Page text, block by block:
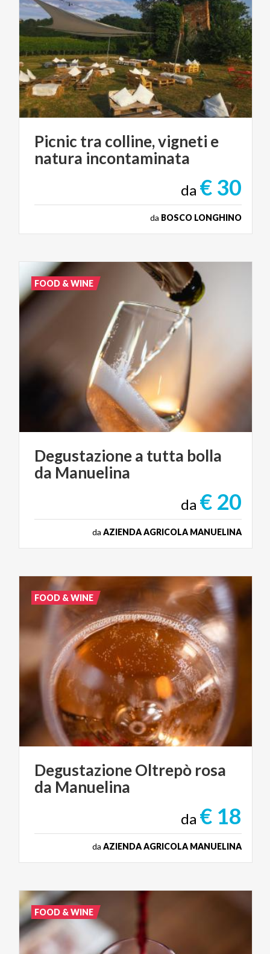
Picnic tra colline,vigneti e
natura incontaminata
da € 30
da BOSCO LONGHINO
Degustazionea tutta bolla
da Manuelina
da € 20
da AZIENDA AGRICOLA MANUELINA
FOOD & WINE
DegustazioneOltrepò rosa
da Manuelina
da € 18
da AZIENDA AGRICOLA MANUELINA
FOOD & WINE
FOOD & WINE